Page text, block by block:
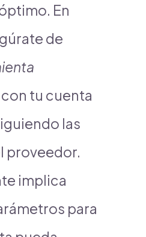
En
de
tu cuenta
las
proveedor.
implica
para